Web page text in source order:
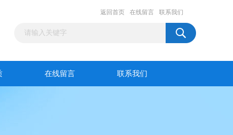
返回首页 在线留言 联系我们
在线留言 联系我们